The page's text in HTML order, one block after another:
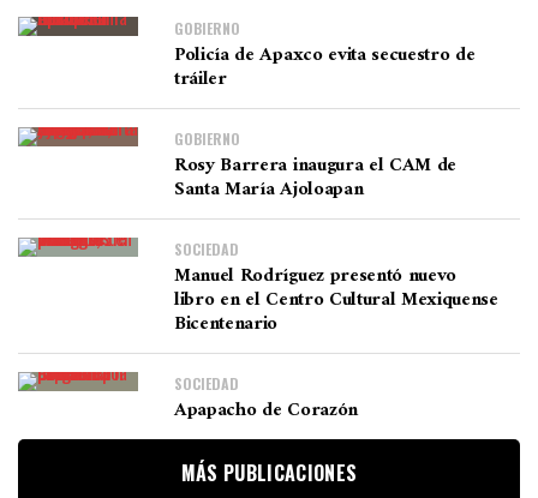
GOBIERNO
Policía de Apaxco evita secuestro de
tráiler
GOBIERNO
Rosy Barrera inaugura el CAM de
Santa María Ajoloapan
SOCIEDAD
Manuel Rodríguez presentó nuevo
libro en el Centro Cultural Mexiquense
Bicentenario
SOCIEDAD
Apapacho de Corazón
MÁS PUBLICACIONES